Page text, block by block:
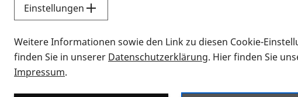
Vorlesen
Alle Infomaterialien in
Sie möchten wissen, wie Sie nach
Einstellungen
Weitere Informationen sowie den Link zu diesen Cookie-
finden Sie in unserer Datenschutzerklärung. Hier finden Sie
Impressum.